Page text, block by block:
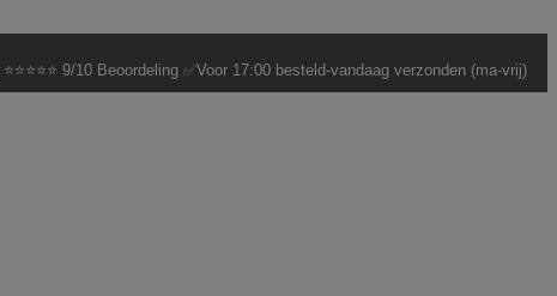
⭐⭐⭐⭐⭐ 9/10 Beoordeling ✅Voor 17:00 besteld-vandaag verzonden (ma-vrij)